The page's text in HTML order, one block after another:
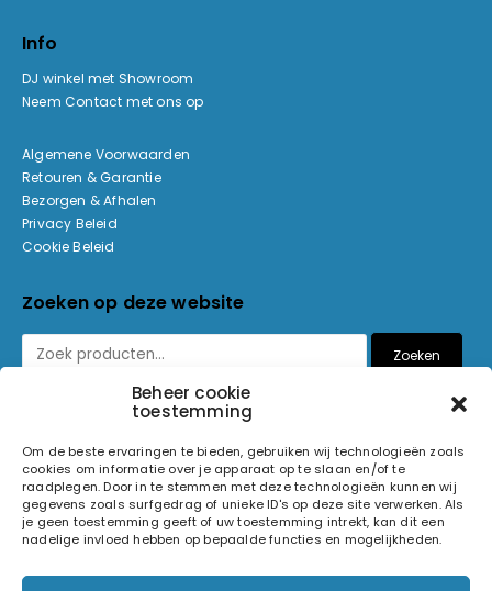
Beheer cookie
toestemming
Om de beste ervaringen te bieden, gebruiken wij technologieën zoals
cookies om informatie over je apparaat op te slaan en/of te
raadplegen. Door in te stemmen met deze technologieën kunnen wij
gegevens zoals surfgedrag of unieke ID's op deze site verwerken. Als
je geen toestemming geeft of uw toestemming intrekt, kan dit een
nadelige invloed hebben op bepaalde functies en mogelijkheden.
Info
DJ winkel met Showroom
Neem Contact met ons op
Algemene Voorwaarden
Retouren & Garantie
Bezorgen & Afhalen
Privacy Beleid
Cookie Beleid
Zoeken op deze website
Zoeken
© 2026 Light and Sound Factory. Alle rechten voorbehouden.